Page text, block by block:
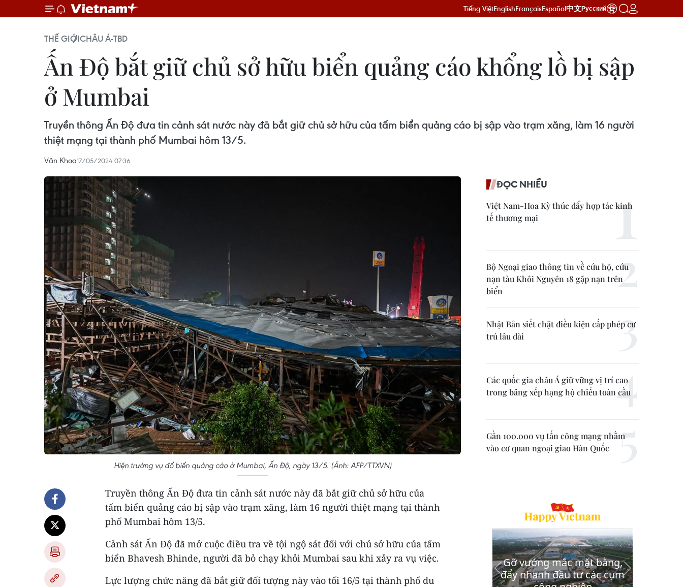
Tiếng ViệtEnglishFrançaisEspañol中文Русский
THẾ GIỚICHÂU Á-TBD
Ấn Độ bắt giữ chủ sở hữu biển quảng cáo khổng lồ bị sập
ở Mumbai
Truyền thông Ấn Độ đưa tin cảnh sát nước này đã bắt giữ chủ sở hữu của tấm biển quảng cáo bị sập vào trạm xăng, làm 16 người
thiệt mạng tại thành phố Mumbai hôm 13/5.
Văn Khoa17/05/2024 07:36
Hiện trường vụ đổ biển quảng cáo ở Mumbai, Ấn Độ, ngày 13/5. (Ảnh: AFP/TTXVN)
Truyền thông Ấn Độ đưa tin cảnh sát nước này đã bắt giữ chủ sở hữu của
tấm biển quảng cáo bị sập vào trạm xăng, làm 16 người thiệt mạng tại thành
phố Mumbai hôm 13/5.
Cảnh sát Ấn Độ đã mở cuộc điều tra về tội ngộ sát đối với chủ sở hữu của tấm
biển Bhavesh Bhinde, người đã bỏ chạy khỏi Mumbai sau khi xảy ra vụ việc.
Lực lượng chức năng đã bắt giữ đối tượng này vào tối 16/5 tại thành phố du
ĐỌC NHIỀU
Việt Nam-Hoa Kỳ thúc đẩy hợp tác kinh
tế thương mại
Bộ Ngoại giao thông tin về cứu hộ, cứu
nạn tàu Khôi Nguyên 18 gặp nạn trên
biển
Nhật Bản siết chặt điều kiện cấp phép cư
trú lâu dài
Các quốc gia châu Á giữ vững vị trí cao
trong bảng xếp hạng hộ chiếu toàn cầu
Gần 100.000 vụ tấn công mạng nhằm
vào cơ quan ngoại giao Hàn Quốc